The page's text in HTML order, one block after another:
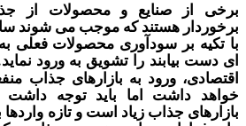
صنایع و محصولات از جذابیت
هستند که موجب می شون د
بر سودآوری محصولات فعلی به
را تشویق به ورود نماید .
ورود به بازارهای جذاب منفعت
اما باید توجه داشت معمولا
جذاب زیاد است و تازه واردها برای